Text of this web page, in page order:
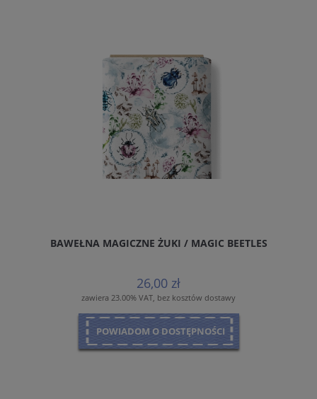
BAWEŁNA MAGICZNE ŻUKI / MAGIC BEETLES
26,00 zł
zawiera 23.00% VAT, bez kosztów dostawy
POWIADOM O DOSTĘPNOŚCI